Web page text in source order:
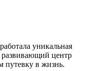
уникальная
развивающий центр
путевку в жизнь.